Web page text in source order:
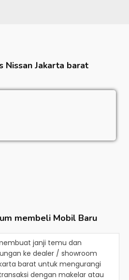
Nissan Jakarta barat
membeli Mobil Baru
janji temu dan
ke dealer / showroom
barat untuk mengurangi
dengan makelar atau